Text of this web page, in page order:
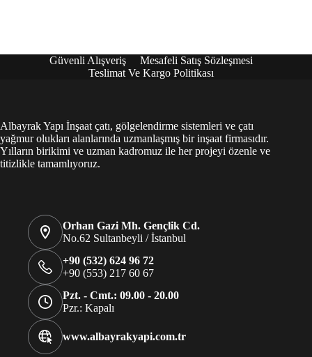
Güvenli Alışveriş
Mesafeli Satış Sözleşmesi
Teslimat Ve Kargo Politikası
Albayrak Yapı İnşaat çatı, gölgelendirme sistemleri ve çatı
yağmur olukları alanlarında uzmanlaşmış bir inşaat firmasıdır.
Yılların birikimi ve uzman kadromuz ile her projeyi özenle ve
titizlikle tamamlıyoruz.
Orhan Gazi Mh. Gençlik Cd.
No.62 Sultanbeyli / İstanbul
+90 (532) 624 96 72
+90 (553) 217 60 67
Pzt. - Cmt.: 09.00 - 20.00
Pzr.: Kapalı
www.albayrakyapi.com.tr